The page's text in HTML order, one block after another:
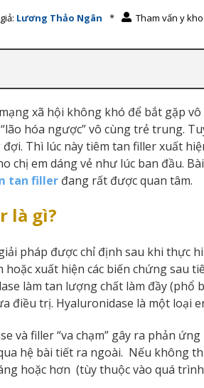
Lương Thảo Ngân * Tham vấn y
xã hội không khó để bắt gặp
hóa ngược” vô cùng trẻ trung.
Thì lúc này tiêm tan filler xuất
chị em dáng vẻ như lúc ban đầu.
tan filler đang rất được quan tâm.
là gì?
pháp được chỉ định sau khi thực
xuất hiện các biến chứng sau
làm tan lượng chất làm đầy (phổ
điều trị. Hyaluronidase là một loại
và filler “va chạm” gây ra phản
hệ bài tiết ra ngoài. Nếu không
hoặc hơn (tùy thuộc vào quá